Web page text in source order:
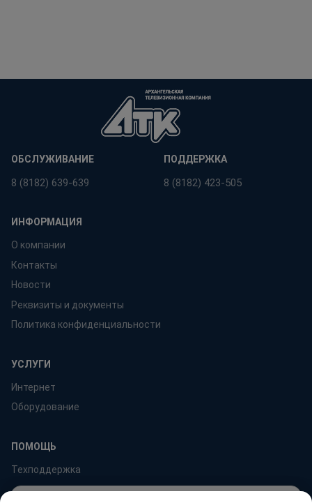
ОБСЛУЖИВАНИЕ
8 (8182) 639-639
ПОДДЕРЖКА
8 (8182) 423-505
ИНФОРМАЦИЯ
О компании
Контакты
Новости
Реквизиты и документы
Политика конфиденциальности
УСЛУГИ
Интернет
Оборудование
ПОМОЩЬ
Техподдержка